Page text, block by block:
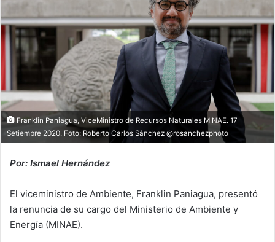
Franklin Paniagua, ViceMinistro de Recursos Naturales MINAE. 17
Setiembre 2020. Foto: Roberto Carlos Sánchez @rosanchezphoto
Por: Ismael Hernández
El viceministro de Ambiente, Franklin Paniagua, presentó
la renuncia de su cargo del Ministerio de Ambiente y
Energía (MINAE).